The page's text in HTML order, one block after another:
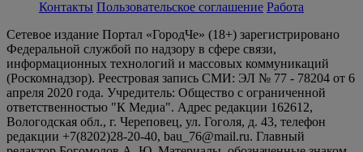
Контакты Пользовательское соглашение Работа
Сетевое издание Портал «ГородЧе» (18+) зарегистрировано
Федеральной службой по надзору в сфере связи,
информационных технологий и массовых коммуникаций
(Роскомнадзор). Реестровая запись СМИ: ЭЛ № 77 - 78204 от 6
апреля 2020 года. Учредитель: Общество с ограниченной
ответственностью "К Медиа". Адрес редакции 162612,
Вологодская обл., г. Череповец, ул. Гоголя, д. 43, телефон
редакции +7(8202)28-20-40, bau_76@mail.ru. Главный